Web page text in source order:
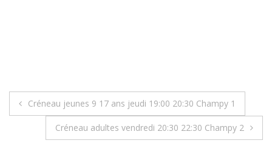
Navigation
Créneau jeunes 9 17 ans jeudi 19:00 20:30 Champy 1
Créneau adultes vendredi 20:30 22:30 Champy 2